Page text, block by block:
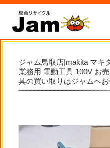
ジャム鳥取店|makita マキ
業務用 電動工具 100V お
具の買い取りはジャムへお